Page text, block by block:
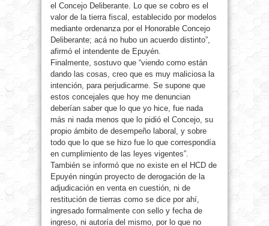
el Concejo Deliberante. Lo que se cobro es el
valor de la tierra fiscal, establecido por modelos
mediante ordenanza por el Honorable Concejo
Deliberante; acá no hubo un acuerdo distinto”,
afirmó el intendente de Epuyén.
Finalmente, sostuvo que “viendo como están
dando las cosas, creo que es muy maliciosa la
intención, para perjudicarme. Se supone que
estos concejales que hoy me denuncian
deberían saber que lo que yo hice, fue nada
más ni nada menos que lo pidió el Concejo, su
propio ámbito de desempeño laboral, y sobre
todo que lo que se hizo fue lo que correspondía
en cumplimiento de las leyes vigentes”.
También se informó que no existe en el HCD de
Epuyén ningún proyecto de derogación de la
adjudicación en venta en cuestión, ni de
restitución de tierras como se dice por ahí,
ingresado formalmente con sello y fecha de
ingreso, ni autoría del mismo, por lo que no